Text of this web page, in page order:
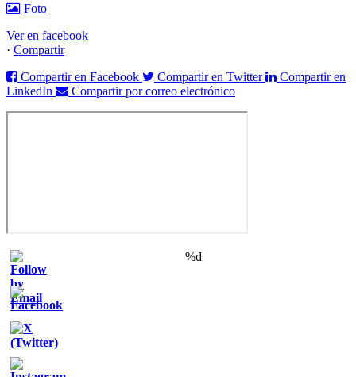
Foto
Ver en facebook
· Compartir
Compartir en Facebook
Compartir en Twitter
Compartir en
LinkedIn
Compartir por correo electrónico
%d